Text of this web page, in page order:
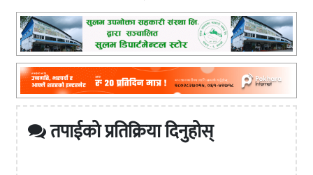
तपाईको प्रतिक्रिया दिनुहोस्